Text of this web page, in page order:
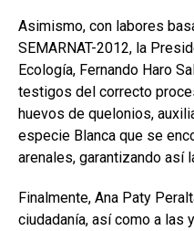
Asimismo, con labores
SEMARNAT-2012, la
Ecología, Fernando Haro
testigos del correcto
huevos de quelonios,
especie Blanca que se
arenales, garantizando así
Finalmente, Ana Paty
ciudadanía, así como a las